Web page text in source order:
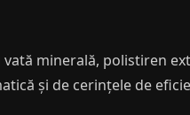
vată minerală, polistiren
și de cerințele de